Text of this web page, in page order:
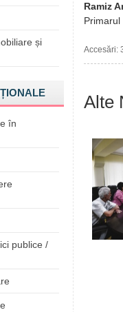
și
în
publice /
Ramiz
Accesări:
Alte